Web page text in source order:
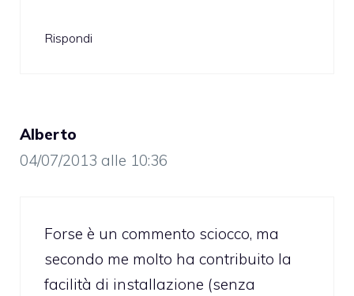
Rispondi
Alberto
04/07/2013 alle 10:36
Forse è un commento sciocco, ma
secondo me molto ha contribuito la
facilità di installazione (senza